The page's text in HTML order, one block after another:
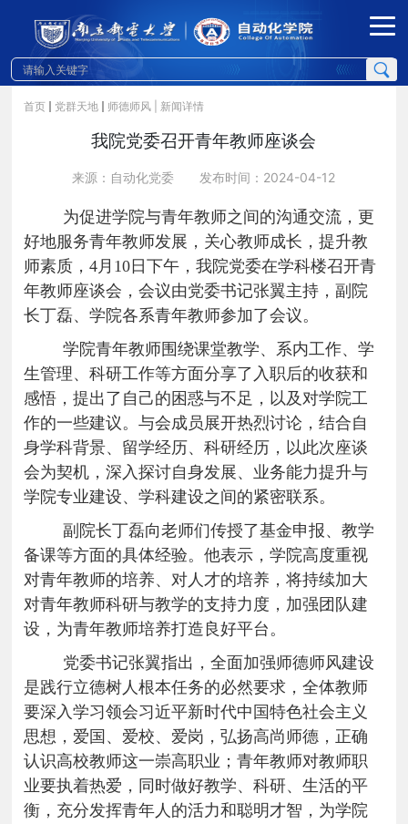
首页 党群天地 师德师风 | 新闻详情
我院党委召开青年教师座谈会
来源：自动化党委 发布时间：2024-04-12
为促进学院与青年教师之间的沟通交流，更
好地服务青年教师发展，关心教师成长，提升教
师素质 ，4月10日下午，我院党委在学科楼召开青
年教师座谈会，会议由党委书记张翼主持，副院
长丁磊、学院各系青年教师参加了会议。
学院青年教师围绕课堂教学、系内工作、学
生管理、科研工作等方面分享了入职后的收获和
感悟，提出了自己的困惑与不足 ，以及对学院工
作的一些建议 。与会成员展开热烈讨论，结合自
身学科背景、留学经历、科研经历，以此次座谈
会为契机，深入探讨自身发展、业务能力提升与
学院专业建设、学科建设之间的紧密联系。
副院长丁磊向老师们传授了基金申报、教学
备课等方面的具体经验。他表示，学院高度重视
对青年教师的培养、对人才的培养，将持续加大
对青年教师科研与教学的支持力度，加强团队建
设，为青年教师培养打造良好平台。
党委书记张翼指出，全面加强师德师风建设
是践行立德树人根本任务的必然要求，全体教师
要深入学习领会习近平新时代中国特色社会主义
思想，爱国、爱校、爱岗，弘扬高尚师德，正确
认识高校教师这一崇高职业；青年教师对教师职
业要执着热爱，同时做好教学、科研、生活的平
衡，充分发挥青年人的活力和聪明才智，为学院